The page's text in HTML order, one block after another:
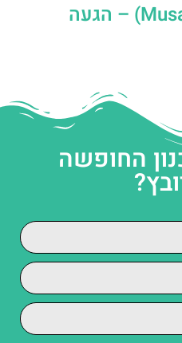
בקתת מוסלה (Musala hut) – הגעה
החופשה